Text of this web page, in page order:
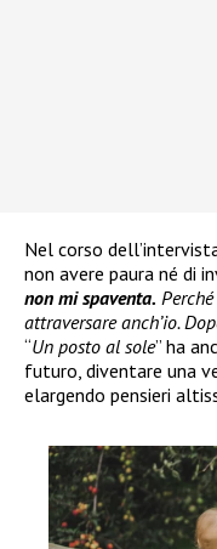
Nel corso
non avere paura né di
non mi spaventa.
attraversare anch’io.
“Un posto al sole” ha
futuro, diventare una
elargendo pensieri